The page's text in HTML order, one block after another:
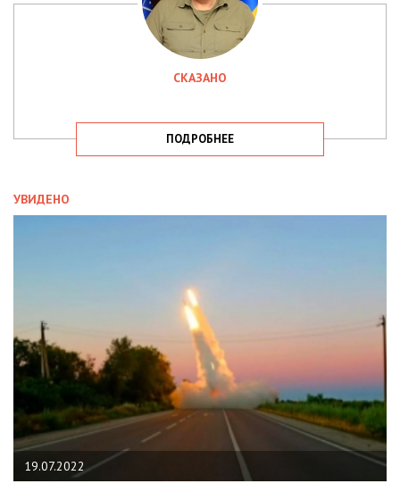
СКАЗАНО
ПОДРОБНЕЕ
УВИДЕНО
19.07.2022